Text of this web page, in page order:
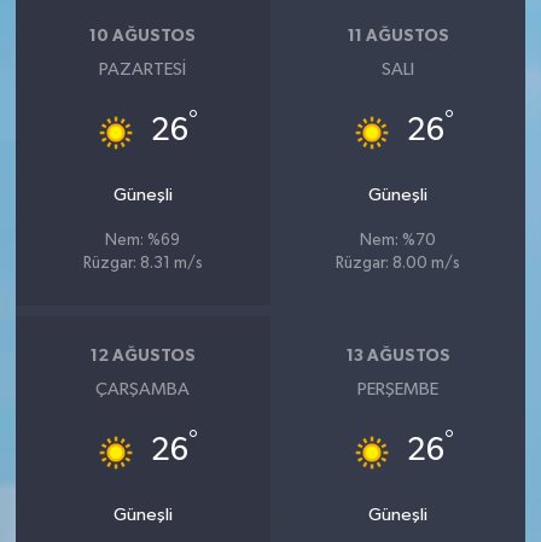
10 AĞUSTOS
PAZARTESI
26°
Güneşli
Nem: %69
Rüzgar: 8.31 m/s
11 AĞUSTOS
SALI
26°
Güneşli
Nem: %70
Rüzgar: 8.00 m/s
12 AĞUSTOS
ÇARŞAMBA
26°
Güneşli
13 AĞUSTOS
PERŞEMBE
26°
Güneşli